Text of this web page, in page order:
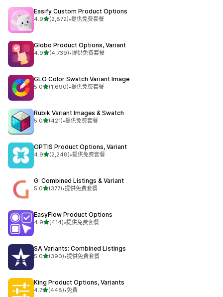
Easify Custom Product Options
4.9星（满分 5 星）
(2,872)
总共 2872 条评论
•提供免费套餐
Globo Product Options, Variant
4.9星（满分 5 星）
(4,739)
总共 4739 条评论
•提供免费套餐
GLO Color Swatch Variant Image
5.0星（满分 5 星）
(1,690)
总共 1690 条评论
•提供免费套餐
Rubik Variant Images & Swatch
5.0星（满分 5 星）
(421)
总共 421 条评论
•提供免费套餐
OPTIS Product Options, Variant
4.9星（满分 5 星）
(2,248)
总共 2248 条评论
•提供免费套餐
G: Combined Listings & Variant
5.0星（满分 5 星）
(377)
总共 377 条评论
•提供免费套餐
EasyFlow Product Options
4.9星（满分 5 星）
(414)
总共 414 条评论
•提供免费套餐
SA Variants: Combined Listings
5.0星（满分 5 星）
(390)
总共 390 条评论
•提供免费套餐
King Product Options, Variants
4.7星（满分 5 星）
(448)
总共 448 条评论
•免费